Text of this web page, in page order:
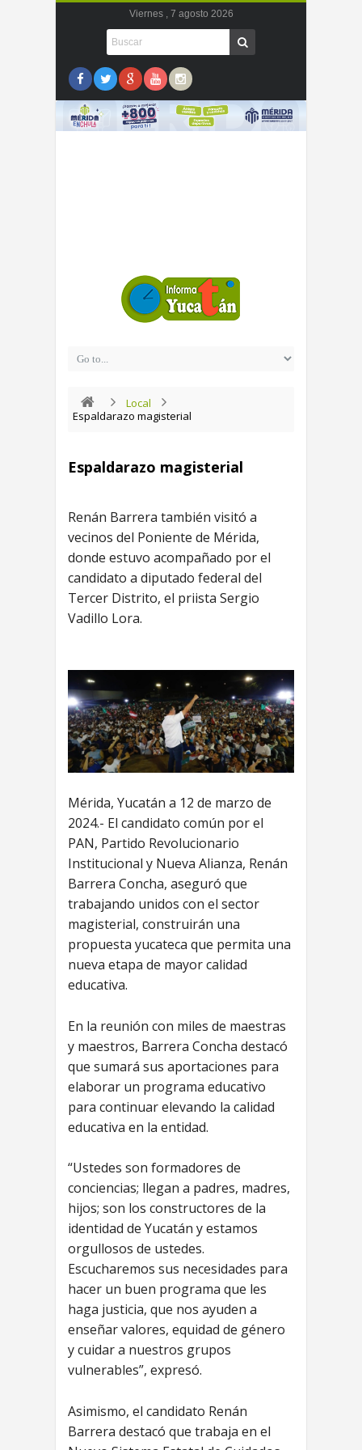
Viernes , 7 agosto 2026
Local
Espaldarazo magisterial
Espaldarazo magisterial
Renán Barrera también visitó a
vecinos del Poniente de Mérida,
donde estuvo acompañado por el
candidato a diputado federal del
Tercer Distrito, el priista Sergio
Vadillo Lora.
Mérida, Yucatán a 12 de marzo de
2024.- El candidato común por el
PAN, Partido Revolucionario
Institucional y Nueva Alianza, Renán
Barrera Concha, aseguró que
trabajando unidos con el sector
magisterial, construirán una
propuesta yucateca que permita una
nueva etapa de mayor calidad
educativa.
En la reunión con miles de maestras
y maestros, Barrera Concha destacó
que sumará sus aportaciones para
elaborar un programa educativo
para continuar elevando la calidad
educativa en la entidad.
“Ustedes son formadores de
conciencias; llegan a padres, madres,
hijos; son los constructores de la
identidad de Yucatán y estamos
orgullosos de ustedes.
Escucharemos sus necesidades para
hacer un buen programa que les
haga justicia, que nos ayuden a
enseñar valores, equidad de género
y cuidar a nuestros grupos
vulnerables”, expresó.
Asimismo, el candidato Renán
Barrera destacó que trabaja en el